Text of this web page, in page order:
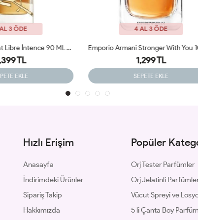
4 AL 3 ÖDE
1,299 TL
SEPETE EKLE
4 AL 3 ÖDE
1,700 TL 1,399 TL
SEPETE EKLE
Hızlı Erişim
Anasayfa
İndirimdeki Ürünler
Sipariş Takip
Hakkımızda
Popüler
Orj Tester Parfümler
Orj Jelatinli
Vücut Spreyi ve
5 li Çanta Boy Parfüm